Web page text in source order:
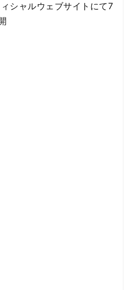
シャルウェブサイトにて7